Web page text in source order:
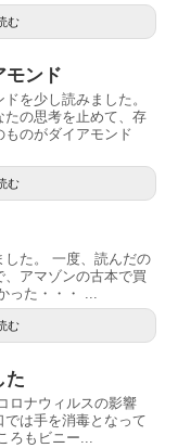
む
モンド
を少し読みました。
の思考を止めて、存
のがダイアモンド
む
した。 一度、読んだの
アマゾンの古本で買
った・・・ ...
む
た
ロナウィルスの影響
は手を消毒となって
ろもビニー...